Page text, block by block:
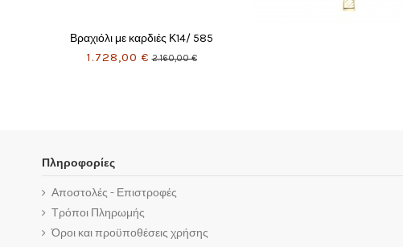
Πληροφορίες
Αποστολές - Επιστροφές
Τρόποι Πληρωμής
Όροι και προϋποθέσεις χρήσης